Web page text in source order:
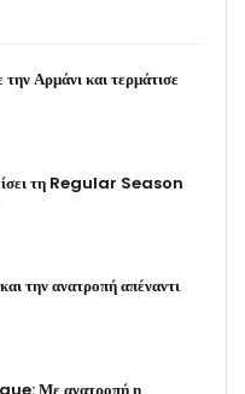
Αρμάνι και τερμάτισε
τη Regular Season
την ανατροπή απέναντι